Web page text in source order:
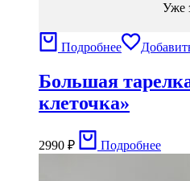
Уже
Подробнее
Большая
клеточка»
2990 ₽ Подробнее